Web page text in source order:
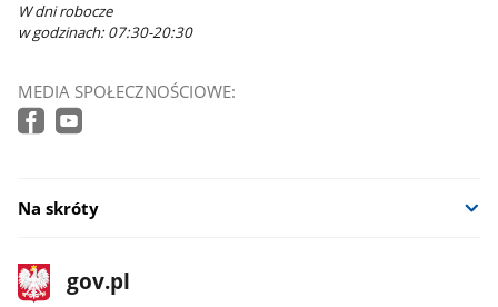
W dni robocze
w godzinach: 07:30-20:30
MEDIA SPOŁECZNOŚCIOWE:
Na skróty
stopka
gov.pl
Strona
gov.pl